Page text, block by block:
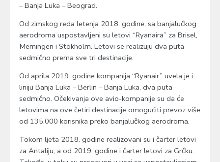
– Banja Luka – Beograd.
Od zimskog reda letenja 2018. godine, sa banjalučkog
aerodroma uspostavljeni su letovi “Ryanaira” za Brisel,
Memingen i Stokholm. Letovi se realizuju dva puta
sedmično prema sve tri destinacije.
Od aprila 2019. godine kompanija “Ryanair” uvela je i
liniju Banja Luka – Berlin – Banja Luka, dva puta
sedmično. Očekivanja ove avio-kompanije su da će
letovima na ove četiri destinacije omogućiti prevoz više
od 135.000 korisnika preko banjalučkog aerodroma.
Tokom ljeta 2018. godine realizovani su i čarter letovi
za Antaliju, a od 2019. godine i čarter letovi za Grčku.